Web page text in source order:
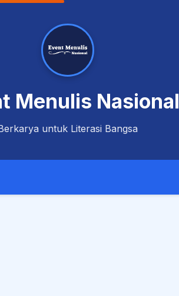
Menulis Nasional
untuk Literasi Bangsa